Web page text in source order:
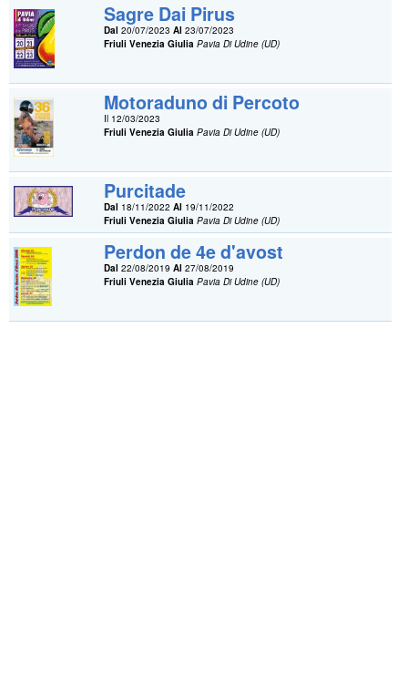
Sagre Dai Pirus
Dal 20/07/2023Al 23/07/2023
Friuli Venezia Giulia Pavia Di Udine (UD)
Motoraduno di Percoto
Il 12/03/2023
Friuli Venezia Giulia Pavia Di Udine (UD)
Purcitade
Dal 18/11/2022Al 19/11/2022
Friuli Venezia Giulia Pavia Di Udine (UD)
Perdon de 4e d'avost
Dal 22/08/2019Al 27/08/2019
Friuli Venezia Giulia Pavia Di Udine (UD)